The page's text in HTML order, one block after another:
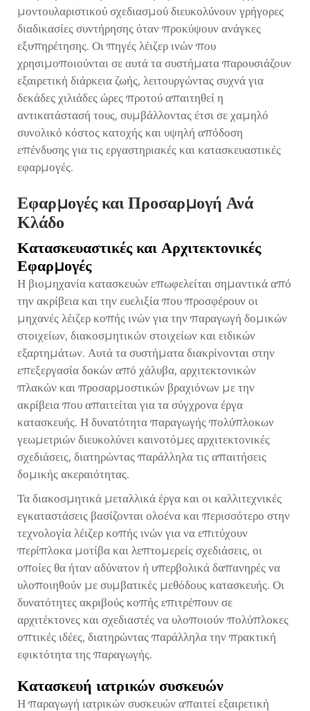
μοντουλαριστικού σχεδιασμού διευκολύνουν γρήγορες
διαδικασίες συντήρησης όταν προκύψουν ανάγκες
εξυπηρέτησης. Οι πηγές λέιζερ ινών που
χρησιμοποιούνται σε αυτά τα συστήματα παρουσιάζουν
εξαιρετική διάρκεια ζωής, λειτουργώντας συχνά για
δεκάδες χιλιάδες ώρες προτού απαιτηθεί η
αντικατάστασή τους, συμβάλλοντας έτσι σε χαμηλό
συνολικό κόστος κατοχής και υψηλή απόδοση
επένδυσης για τις εργαστηριακές και κατασκευαστικές
εφαρμογές.
Εφαρμογές και Προσαρμογή Ανά
Κλάδο
Κατασκευαστικές και Αρχιτεκτονικές
Εφαρμογές
Η βιομηχανία κατασκευών επωφελείται σημαντικά από
την ακρίβεια και την ευελιξία που προσφέρουν οι
μηχανές λέιζερ κοπής ινών για την παραγωγή δομικών
στοιχείων, διακοσμητικών στοιχείων και ειδικών
εξαρτημάτων. Αυτά τα συστήματα διακρίνονται στην
επεξεργασία δοκών από χάλυβα, αρχιτεκτονικών
πλακών και προσαρμοστικών βραχιόνων με την
ακρίβεια που απαιτείται για τα σύγχρονα έργα
κατασκευής. Η δυνατότητα παραγωγής πολύπλοκων
γεωμετριών διευκολύνει καινοτόμες αρχιτεκτονικές
σχεδιάσεις, διατηρώντας παράλληλα τις απαιτήσεις
δομικής ακεραιότητας.
Τα διακοσμητικά μεταλλικά έργα και οι καλλιτεχνικές
εγκαταστάσεις βασίζονται ολοένα και περισσότερο στην
τεχνολογία λέιζερ κοπής ινών για να επιτύχουν
περίπλοκα μοτίβα και λεπτομερείς σχεδιάσεις, οι
οποίες θα ήταν αδύνατον ή υπερβολικά δαπανηρές να
υλοποιηθούν με συμβατικές μεθόδους κατασκευής. Οι
δυνατότητες ακριβούς κοπής επιτρέπουν σε
αρχιτέκτονες και σχεδιαστές να υλοποιούν πολύπλοκες
οπτικές ιδέες, διατηρώντας παράλληλα την πρακτική
εφικτότητα της παραγωγής.
Κατασκευή ιατρικών συσκευών
Η παραγωγή ιατρικών συσκευών απαιτεί εξαιρετική